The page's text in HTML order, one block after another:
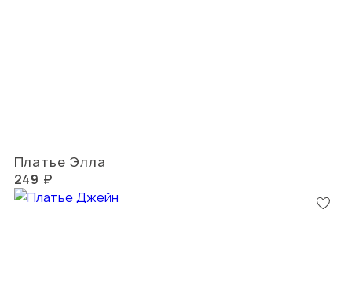
Платье Элла
249 ₽